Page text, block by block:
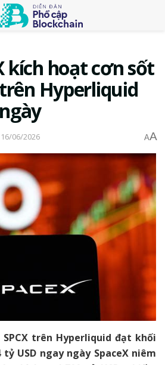
kích hoạt cơn sốt
Hyperliquid
16/06/2026 AA
trên Hyperliquid đạt khối
USD ngay ngày SpaceX niêm